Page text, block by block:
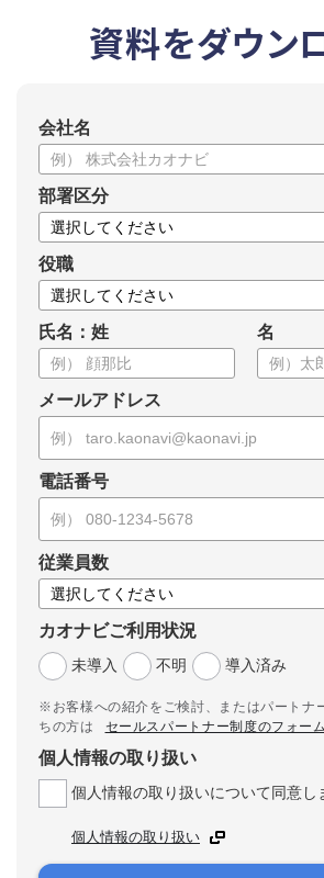
資料をダウン
会社名
部署区分
役職
氏名：姓 名
メールアドレス
電話番号
従業員数
カオナビご利用状況
未導入
不明 導入済み
※お客様への紹介をご検討、またはパートナ
ちの方は
セールスパートナー制度のフォーム
個人情報の取り扱い
個人情報の取り扱いについて同意し
個人情報の取り扱い